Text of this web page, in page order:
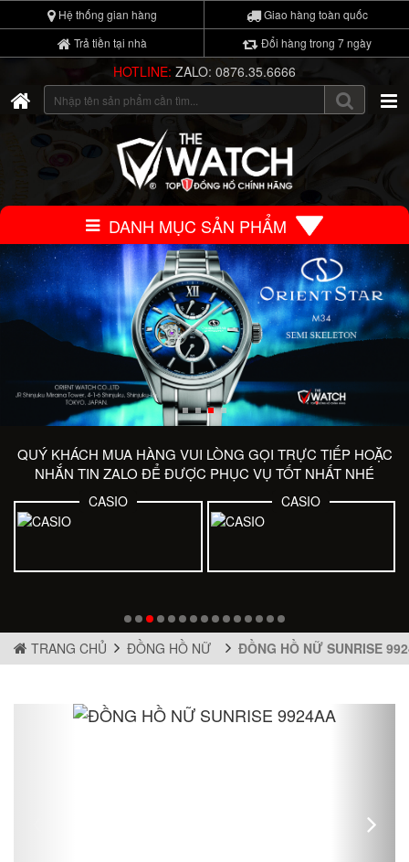
Hệ thống gian hàng
Giao hàng toàn quốc
Trả tiền tại nhà
Đổi hàng trong 7 ngày
HOTLINE: ZALO: 0876.35.6666
DANH MỤC SẢN PHẨM
QUÝ KHÁCH MUA HÀNG VUI LÒNG GỌI TRỰC TIẾP HOẶC
NHẮN TIN ZALO ĐỂ ĐƯỢC PHỤC VỤ TỐT NHẤT NHÉ
CASIO CASIO
TRANG CHỦ ĐỒNG HỒ NỮ ĐỒNG HỒ NỮ SUNRISE